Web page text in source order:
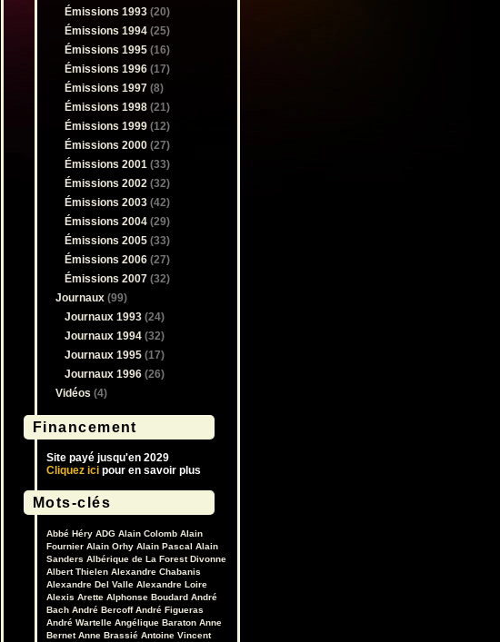
Émissions 1993 (20)
Émissions 1994 (25)
Émissions 1995 (16)
Émissions 1996 (17)
Émissions 1997 (8)
Émissions 1998 (21)
Émissions 1999 (12)
Émissions 2000 (27)
Émissions 2001 (33)
Émissions 2002 (32)
Émissions 2003 (42)
Émissions 2004 (29)
Émissions 2005 (33)
Émissions 2006 (27)
Émissions 2007 (32)
Journaux (99)
Journaux 1993 (24)
Journaux 1994 (32)
Journaux 1995 (17)
Journaux 1996 (26)
Vidéos (4)
Financement
Site payé jusqu'en 2029
Cliquez ici pour en savoir plus
Mots-clés
Abbé Héry ADG Alain Colomb Alain
Fournier Alain Orhy Alain Pascal Alain
Sanders Albérique de La Forest Divonne
Albert Thielen Alexandre Chabanis
Alexandre Del Valle Alexandre Loire
Alexis Arette Alphonse Boudard André
Bach André Bercoff André Figueras
André Wartelle Angélique Baraton Anne
Bernet Anne Brassié Antoine Vincent